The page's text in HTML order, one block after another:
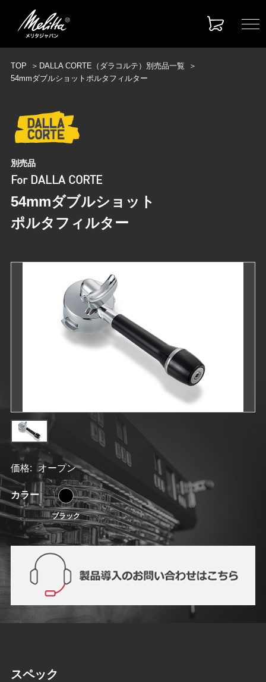
TOP
DALLA CORTE（ダラコルテ）別売品一覧
54mmダブルショットポルタフィルター
別売品
For DALLA CORTE
54mmダブルショット
ポルタフィルター
価格: オープン
カラー
ブラック
スペック